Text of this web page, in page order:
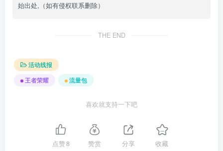
始出处,（如有侵权联系删除）
THE END
活动线报
王者荣耀
流量包
喜欢就支持一下吧
点赞8 赞赏 分享 收藏